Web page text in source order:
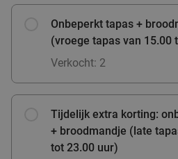
Verse salade + verse
bij SPAR City Zutphen
Vandaag Morgen Za Zo
SPAR city Zutphen
Zutphen
Verkocht: 141
Onbeperkt tapas +
(vroege tapas van 15.00
Verkocht: 2
Tijdelijk extra korting:
+ broodmandje (late
tot 23.00 uur)